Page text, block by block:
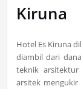
Kiruna
Hotel Es Kiruna
diambil dari
teknik
arsitek